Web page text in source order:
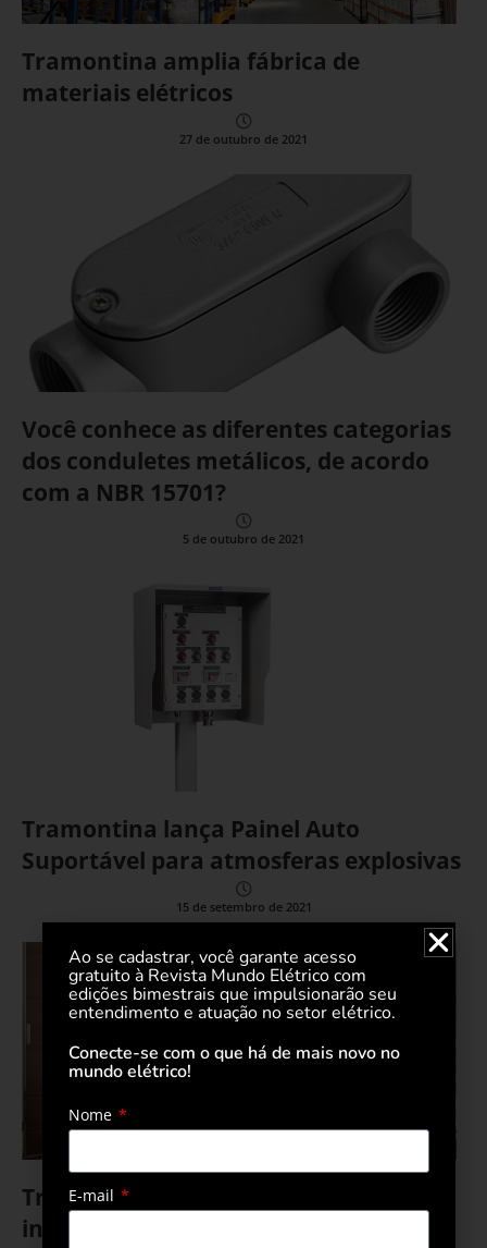
Tramontina amplia fábrica de
materiais elétricos
27 de outubro de 2021
Você conhece as diferentes categorias
dos conduletes metálicos, de acordo
com a NBR 15701?
5 de outubro de 2021
Tramontina lança Painel Auto
Suportável para atmosferas explosivas
15 de setembro de 2021
Tramontina lança placas e
interruptores para móveis
Ao se cadastrar, você garante acesso
gratuito à Revista Mundo Elétrico com
edições bimestrais que impulsionarão seu
entendimento e atuação no setor elétrico.
Conecte-se com o que há de mais novo no
mundo elétrico!
Nome
E-mail